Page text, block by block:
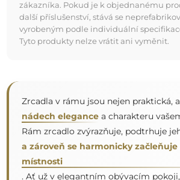
Zrcadlo na individuální
nebo e-mailem. Největší zrcadla,
vyrobit, jsou
200×300 cm
a kulatá
200 cm. Zrcadla vyrábíme na
Doporučujeme zaslat poptávku spolu
e-mailovou adresu: